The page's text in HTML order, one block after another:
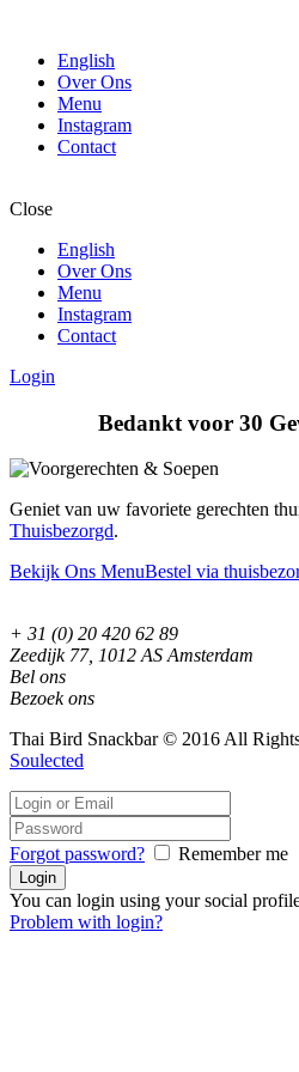
English
Over Ons
Menu
Instagram
Contact
Close
English
Over Ons
Menu
Instagram
Contact
Login
Bedankt voor 30
Geniet van uw favoriete gerechten
Thuisbezorgd.
Bekijk Ons MenuBestel via
+ 31 (0) 20 420 62 89
Zeedijk 77, 1012 AS Amsterdam
Bel ons
Bezoek ons
Thai Bird Snackbar © 2016 All
Soulected
Forgot password? Remember me
You can login using your social
Problem with login?